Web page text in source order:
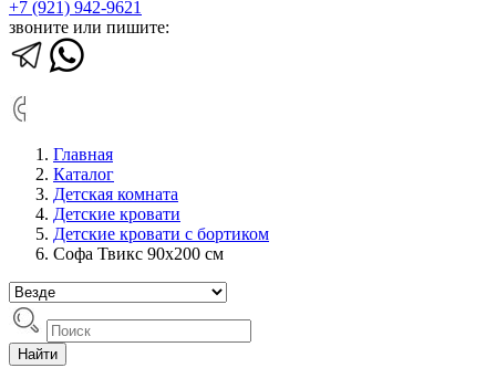
+7 (921) 942-9621
звоните или пишите:
Главная
Каталог
Детская комната
Детские кровати
Детские кровати с бортиком
Софа Твикс 90х200 см
Найти